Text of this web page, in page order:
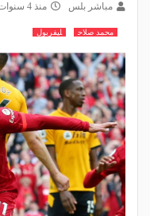
مباشر بلس منذ 4 سنوات
محمد صلاح ليفربول